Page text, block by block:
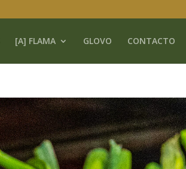
[A] FLAMA GLOVO CONTACTO